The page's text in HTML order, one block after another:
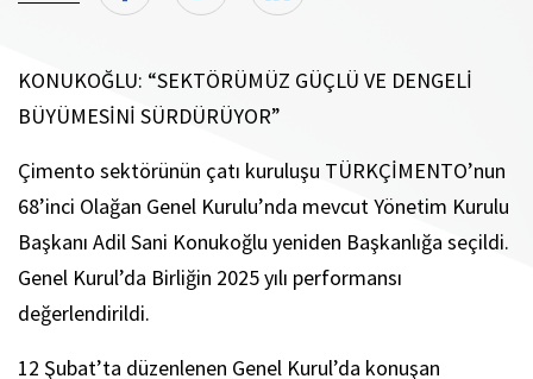
KONUKOĞLU: “SEKTÖRÜMÜZ GÜÇLÜ VE DENGELİ
BÜYÜMESİNİ SÜRDÜRÜYOR”
Çimento sektörünün çatı kuruluşu TÜRKÇİMENTO’nun
68’inci Olağan Genel Kurulu’nda mevcut Yönetim Kurulu
Başkanı Adil Sani Konukoğlu yeniden Başkanlığa seçildi.
Genel Kurul’da Birliğin 2025 yılı performansı
değerlendirildi.
12 Şubat’ta düzenlenen Genel Kurul’da konuşan